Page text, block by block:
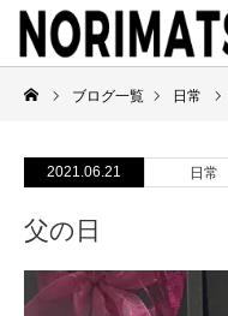
ブログ一覧 日常
2021.06.21 日常
父の日